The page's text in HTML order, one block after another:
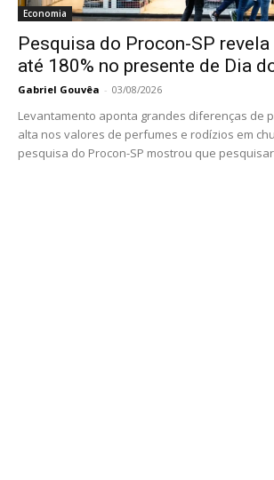
Economia
Pesquisa do Procon-SP
até 180% no presente de Dia
Gabriel Gouvêa - 03/08/2026
Levantamento aponta grandes diferenças de
alta nos valores de perfumes e rodízios em
pesquisa do Procon-SP mostrou que